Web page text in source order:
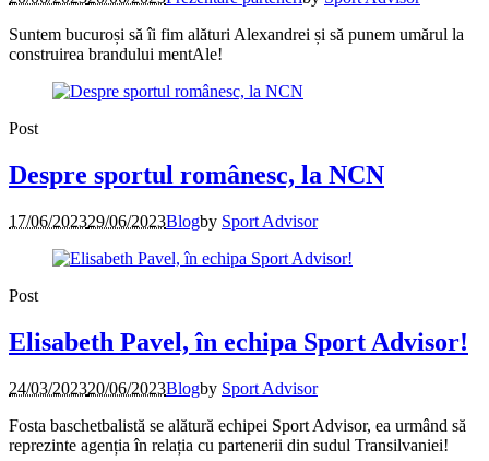
Suntem bucuroși să îi fim alături Alexandrei și să punem umărul la
construirea brandului mentAle!
Post
Despre sportul românesc, la NCN
17/06/202329/06/2023Blogby Sport Advisor
Post
Elisabeth Pavel, în echipa Sport Advisor!
24/03/202320/06/2023Blogby Sport Advisor
Fosta baschetbalistă se alătură echipei Sport Advisor, ea urmând să
reprezinte agenția în relația cu partenerii din sudul Transilvaniei!